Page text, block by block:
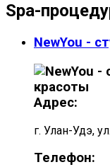
Spa-
NewYou -
Адрес:
г. Улан-Удэ,
Телефон: